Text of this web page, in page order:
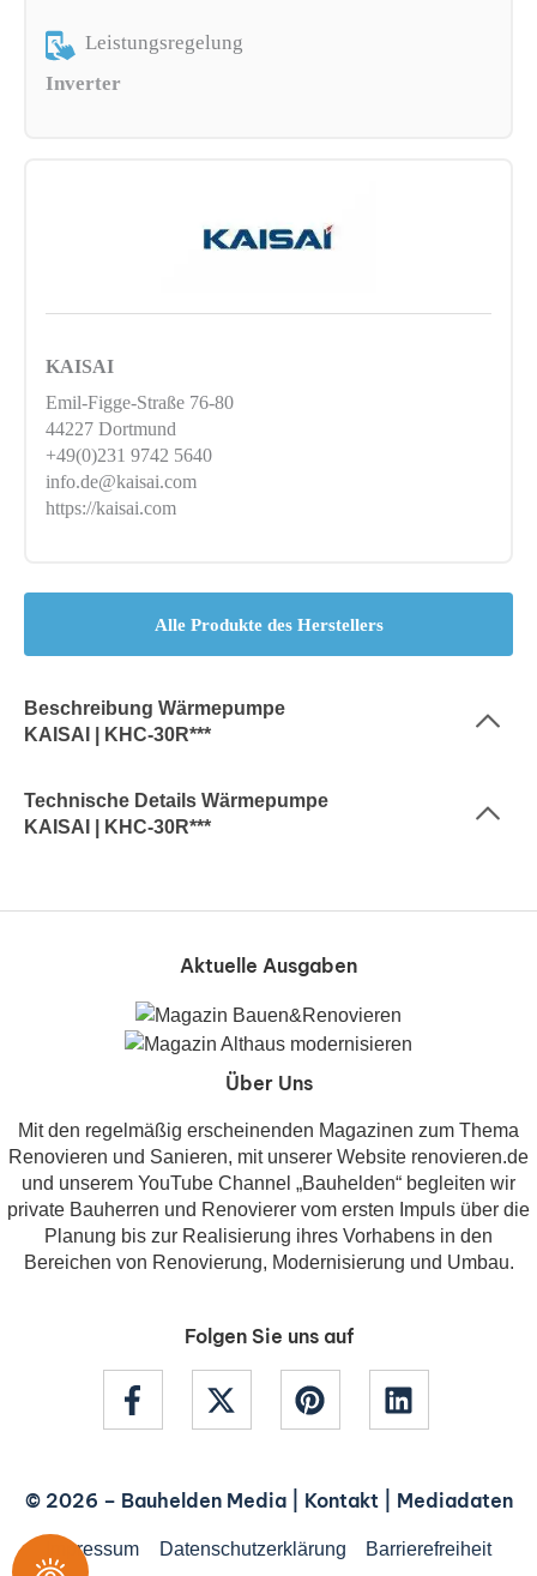
Leistungsregelung
Inverter
KAISAI
Emil-Figge-Straße 76-80
44227 Dortmund
+49(0)231 9742 5640
info.de@kaisai.com
https://kaisai.com
Alle Produkte des Herstellers
Beschreibung Wärmepumpe
KAISAI | KHC-30R***
Technische Details Wärmepumpe
KAISAI | KHC-30R***
Aktuelle Ausgaben
Über Uns
Mit den regelmäßig erscheinenden Magazinen zum Thema
Renovieren und Sanieren, mit unserer Website renovieren.de
und unserem YouTube Channel „Bauhelden“ begleiten wir
private Bauherren und Renovierer vom ersten Impuls über die
Planung bis zur Realisierung ihres Vorhabens in den
Bereichen von Renovierung, Modernisierung und Umbau.
Folgen Sie uns auf
© 2026 – Bauhelden Media| Kontakt| Mediadaten
Impressum Datenschutzerklärung Barrierefreiheit